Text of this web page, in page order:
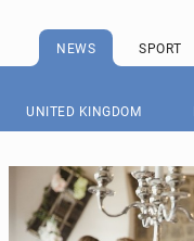
NEWS SPORT
UNITED KINGDOM